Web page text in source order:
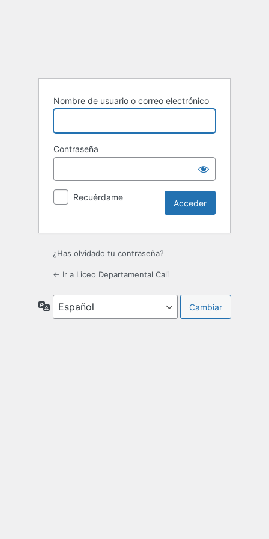
Nombre de usuario o correo electrónico
Contraseña
Recuérdame
¿Has olvidado tu contraseña?
← Ir a Liceo Departamental Cali
Idioma